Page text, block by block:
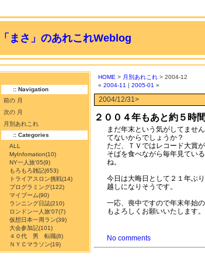
「まさ」のあれこれWeblog
:: Navigation
前の 月
次の 月
月別あれこれ
:: Categories
ALL
MyInfomation(10)
NY一人旅'05(9)
もろもろ雑記(653)
トライアスロン挑戦(14)
プログラミング(122)
マイブーム(90)
ランニング日誌(210)
ロンドン一人旅'07(7)
仮想日本一周ラン(39)
大会参加記(101)
４０代 男 転職(8)
ＮＹＣマラソン(19)
HOME > 月別あれこれ > 2004-12
« 2004-11 | 2005-01 »
2004/12/31>
２００４年もあと約５時間
まだ年末という気がしてませ
てないからでしょうか？
ただ、ＴＶではレコード大賞
そばを食べながら毎年見てい
ね。
今日は大晦日として２１年ぶ
越しになりそうです。
一応、喪中ですので年末年始
もよろしくお願いいたします。
No comments